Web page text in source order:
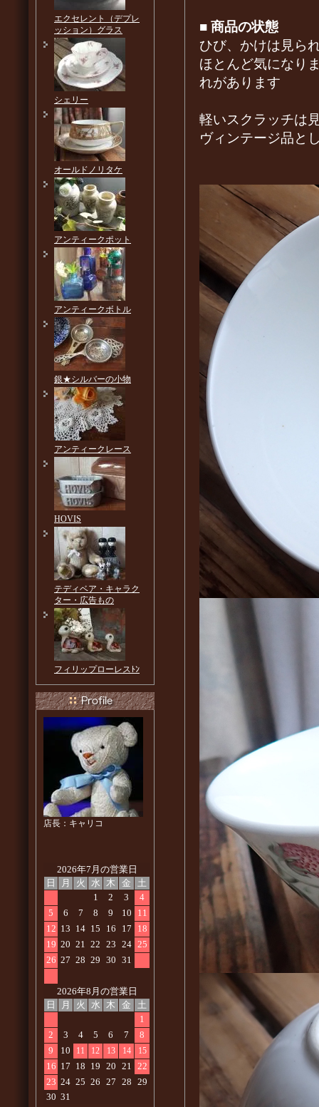
■ 商品の状態
ひび、かけは見ら
ほとんど気になり
れがあります
軽いスクラッチは
ヴィンテージ品と
エクセレント（デプレ
ッション）グラス
シェリー
オールドノリタケ
アンティークポット
アンティークボトル
銀★シルバーの小物
アンティークレース
HOVIS
テディベア・キャラク
ター・広告もの
フィリップローレスﾄﾝ
店長：キャリコ
2026年7月の営業日
日
月 火 水 木 金
土
1
2 3
4
5
6 7 8 9 10
11
12 13 14 15 16 17
18
19 20 21 22 23 24 25
26 27 28 29 30 31
2026年8月の営業日
日
月 火 水 木 金
土
1
2
3 4 5 6 7
8
9
10 11 12 13 14 15
16 17 18 19 20 21 22
23 24 25 26 27 28 29
30 31